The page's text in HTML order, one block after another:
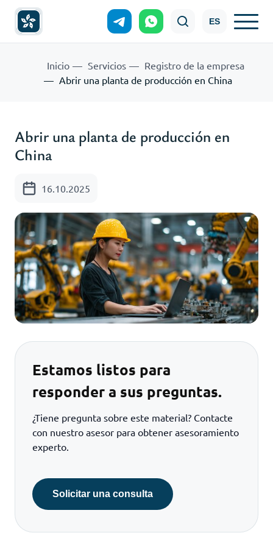
ES
Inicio Servicios
Registro de la empresa
Abrir una planta de producción en China
Abrir una planta de producción en
China
16.10.2025
Estamos listos para
responder a sus preguntas.
¿Tiene pregunta sobre este material? Contacte
con nuestro asesor para obtener asesoramiento
experto.
Solicitar una consulta